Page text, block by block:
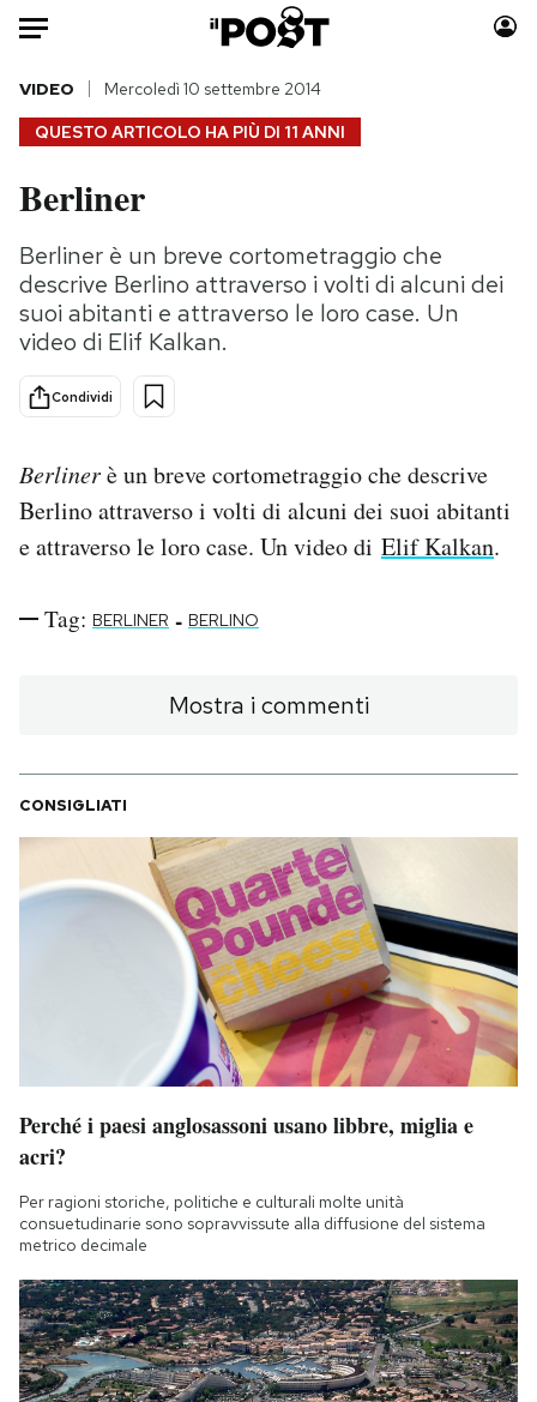
Auto
HOME
Italia
Politica
Tecnologia
Internet
Scienza
Cultura
Sport
Consumismi
Storie/Idee
Mondiali calcio 2026
CALENDARIO
AREA PERSONALE
Area Personale
Newsletter
Notifiche mobile
Regala il Post
QUESTO ARTICOLO HA PIÙ DI 11 ANNI
VIDEO Mercoledì 10 settembre 2014
Berliner
Berliner è un breve cortometraggio che
descrive Berlino attraverso i volti di alcuni dei
suoi abitanti e attraverso le loro case. Un
video di Elif Kalkan.
Condividi
Berlinerè un breve cortometraggio che descrive
Berlino attraverso i volti di alcuni dei suoi abitanti
e attraverso le loro case. Un video di Elif Kalkan.
Tag: BERLINER - BERLINO
Mostra i commenti
CONSIGLIATI
Perché i paesi anglosassoni usano libbre, miglia e
acri?
Per ragioni storiche, politiche e culturali molte unità
consuetudinarie sono sopravvissute alla diffusione del sistema
metrico decimale